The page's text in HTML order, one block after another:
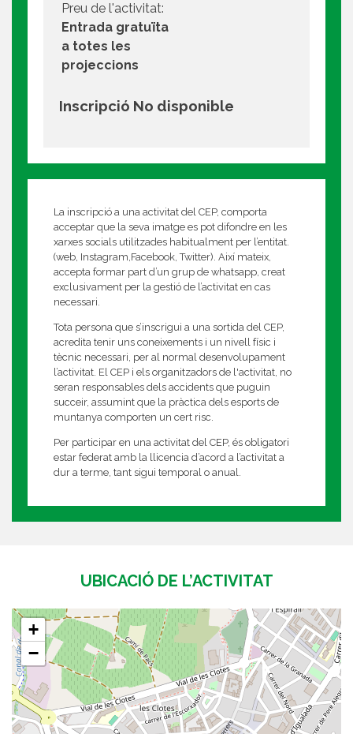
Preu de l'activitat:
Entrada gratuïta
a totes les
projeccions
Inscripció No disponible
La inscripció a una activitat del CEP, comporta
acceptar que la seva imatge es pot difondre en les
xarxes socials utilitzades habitualment per l’entitat.
(web, Instagram,Facebook, Twitter). Així mateix,
accepta formar part d’un grup de whatsapp, creat
exclusivament per la gestió de l’activitat en cas
necessari.
Tota persona que s’inscrigui a una sortida del CEP,
acredita tenir uns coneixements i un nivell físic i
tècnic necessari, per al normal desenvolupament
l’activitat. El CEP i els organitzadors de l'activitat, no
seran responsables dels accidents que puguin
succeir, assumint que la pràctica dels esports de
muntanya comporten un cert risc.
Per participar en una activitat del CEP, és obligatori
estar federat amb la llicencia d’acord a l’activitat a
dur a terme, tant sigui temporal o anual.
UBICACIÓ DE L’ACTIVITAT
+
−